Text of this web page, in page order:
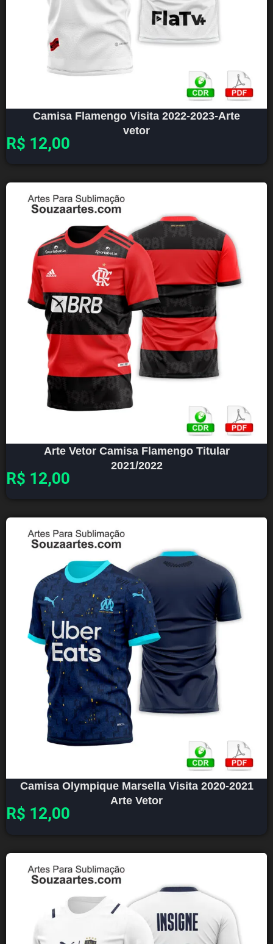
Camisa Flamengo Visita 2022-2023-Arte
vetor
R$ 12,00
Arte Vetor Camisa Flamengo Titular
2021/2022
R$ 12,00
Camisa Olympique Marsella Visita 2020-2021
Arte Vetor
R$ 12,00